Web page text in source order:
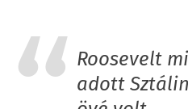
Roosevelt
adott